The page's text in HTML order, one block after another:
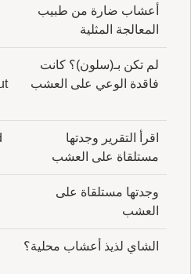
أعشاب ضارة من طبيب
المعالجة المثلية
لم تكن بـ(سلون)؟ كانت
فاقدة الوعي على العشب
اقرأ التقرير وجدتها
مستلقاة على العشب
وجدتها مستلقاة على
العشب
الشاي لذيذ أعشاب محلية؟